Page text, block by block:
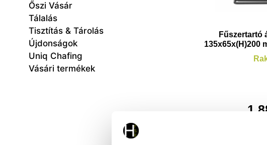
Őszi Vásár
Tálalás
Tisztítás & Tárolás
Újdonságok
Uniq Chafing
Vásári termékek
Fűszertartó
135x65x(H)200